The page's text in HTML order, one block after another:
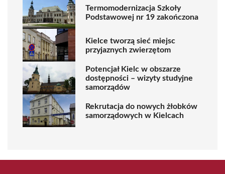
Termomodernizacja Szkoły
Podstawowej nr 19 zakończona
Kielce tworzą sieć miejsc
przyjaznych zwierzętom
Potencjał Kielc w obszarze
dostępności – wizyty studyjne
samorządów
Rekrutacja do nowych żłobków
samorządowych w Kielcach